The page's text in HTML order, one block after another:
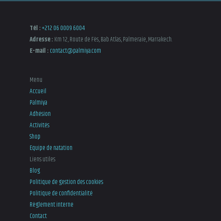
Tél :+212 06 0009 6004
Adresse : Km 12, Route de Fès, Bab Atlas, Palmeraie, Marrakech.
E-mail : contact@palmiya.com
Menu
Accueil
Palmiya
Adhésion
Activités
Shop
Equipe de natation
Liens utiles
Blog
Politique de gestion des cookies
Politique de confidentialité
Règlement interne
Contact